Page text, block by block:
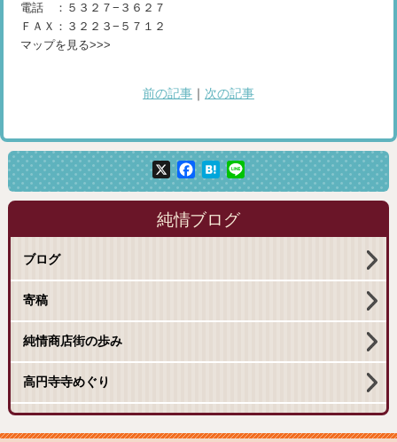
電話 ：５３２７−３６２７
ＦＡＸ：３２２３−５７１２
マップを見る>>>
前の記事 ｜ 次の記事
X Facebook
Hatena
Line
純情ブログ
ブログ
寄稿
純情商店街の歩み
高円寺寺めぐり